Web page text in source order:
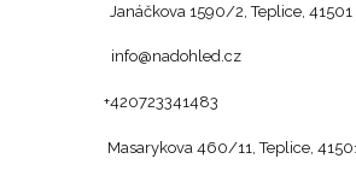
1590/2, Teplice, 41501
Masarykova 460/11, Teplice,